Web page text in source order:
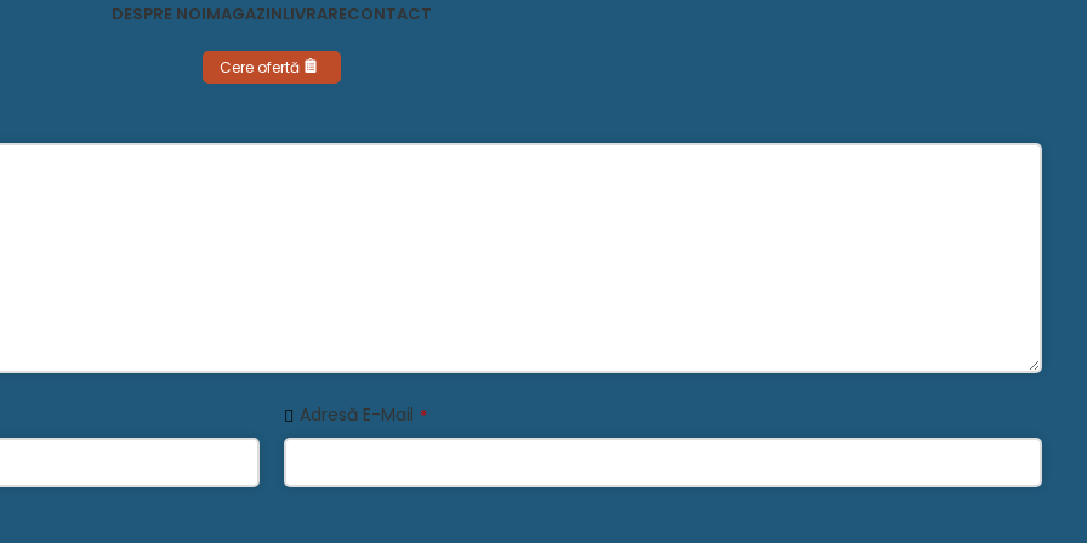
DESPRE NOIMAGAZINLIVRARECONTACT
Cere ofertă
Adresă E-Mail *